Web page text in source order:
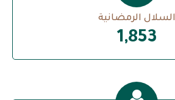
1,879
السلال الرمضانية